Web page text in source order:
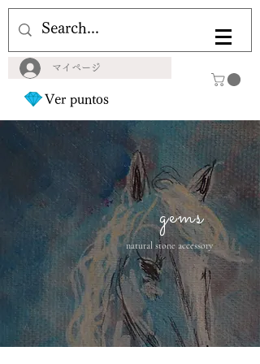
マイページ
Ver puntos
gems
natural stone accessory